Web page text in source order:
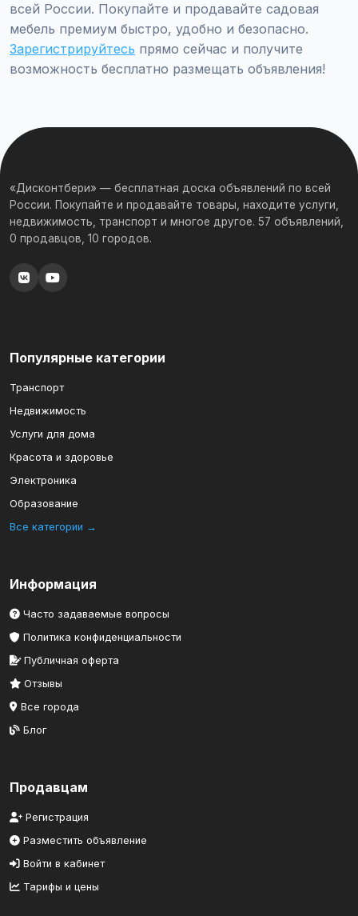
всей России. Покупайте и продавайте садовая
мебель премиум быстро, удобно и безопасно.
Зарегистрируйтесь прямо сейчас и получите
возможность бесплатно размещать объявления!
«Дисконтбери» — бесплатная доска объявлений по всей
России. Покупайте и продавайте товары, находите услуги,
недвижимость, транспорт и многое другое. 57 объявлений,
0 продавцов, 10 городов.
Популярные категории
Транспорт
Недвижимость
Услуги для дома
Красота и здоровье
Электроника
Образование
Все категории →
Информация
Часто задаваемые вопросы
Политика конфиденциальности
Публичная оферта
Отзывы
Все города
Блог
Продавцам
Регистрация
Разместить объявление
Войти в кабинет
Тарифы и цены